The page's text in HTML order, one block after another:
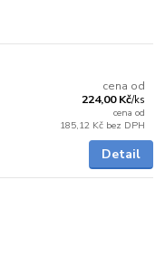
cena od
224,00 Kč/ks
cena od
185,12 Kč bez DPH
Detail